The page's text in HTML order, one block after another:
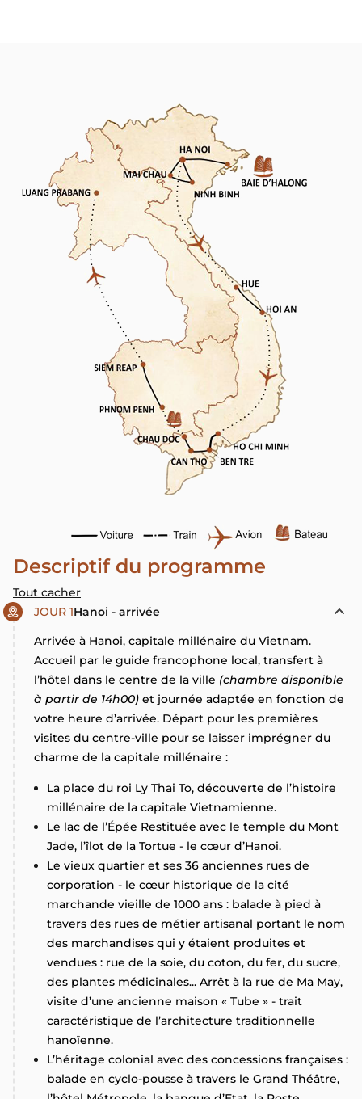
Descriptif du programme
Tout cacher
JOUR 1Hanoi - arrivée
Arrivée à Hanoi, capitale millénaire du Vietnam.
Accueil par le guide francophone local, transfert à
l’hôtel dans le centre de la ville (chambre disponible
à partir de 14h00) et journée adaptée en fonction de
votre heure d’arrivée. Départ pour les premières
visites du centre-ville pour se laisser imprégner du
charme de la capitale millénaire :
La place du roi Ly Thai To, découverte de l’histoire
millénaire de la capitale Vietnamienne.
Le lac de l’Épée Restituée avec le temple du Mont
Jade, l’îlot de la Tortue - le cœur d’Hanoi.
Le vieux quartier et ses 36 anciennes rues de
corporation - le cœur historique de la cité
marchande vieille de 1000 ans : balade à pied à
travers des rues de métier artisanal portant le nom
des marchandises qui y étaient produites et
vendues : rue de la soie, du coton, du fer, du sucre,
des plantes médicinales... Arrêt à la rue de Ma May,
visite d’une ancienne maison « Tube » - trait
caractéristique de l’architecture traditionnelle
hanoïenne.
L’héritage colonial avec des concessions françaises :
balade en cyclo-pousse à travers le Grand Théâtre,